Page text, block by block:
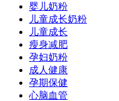
婴儿奶粉
儿童成长奶粉
儿童成长
瘦身减肥
孕妇奶粉
成人健康
孕期保健
心脑血管